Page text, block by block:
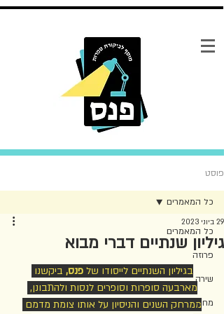
פוסט
כל המאמרים
פרוזה
שירה
מחקר
כל המאמרים
גיליון שנתיים דברי מבוא
29 ביוני 2023
בגיליון השנתיים לייסודו של פנס, ביקשנו
מארבעה סופרות וסופרים לנסות ולהתבונן,
ממרחק השנים והניסיון על אותו צומת מדמם